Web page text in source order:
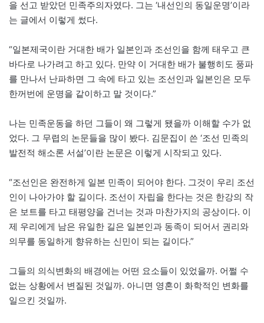
을 선고 받았던 민족주의자였다. 그는 ‘내선인의 동일운명’이라
는 글에서 이렇게 썼다.
“일본제국이란 거대한 배가 일본인과 조선인을 함께 태우고 큰
바다로 나가려고 하고 있다. 만약 이 거대한 배가 불행히도 풍파
를 만나서 난파하면 그 속에 타고 있는 조선인과 일본인은 모두
한꺼번에 운명을 같이하고 말 것이다.”
나는 민족운동을 하던 그들이 왜 그렇게 됐을까 이해할 수가 없
었다. 그 무렵의 논문들을 많이 봤다. 김문집이 쓴 ‘조선 민족의
발전적 해소론 서설’이란 논문은 이렇게 시작되고 있다.
“조선인은 완전하게 일본 민족이 되어야 한다. 그것이 우리 조선
인이 나아가야 할 길이다. 조선이 자립을 한다는 것은 한강의 작
은 보트를 타고 태평양을 건너는 것과 마찬가지의 공상이다. 이
제 우리에게 남은 유일한 길은 일본인과 동족이 되어서 권리와
의무를 동일하게 향유하는 신민이 되는 길이다.”
그들의 의식변화의 배경에는 어떤 요소들이 있었을까. 어쩔 수
없는 상황에서 변질된 것일까. 아니면 영혼이 화학적인 변화를
일으킨 것일까.